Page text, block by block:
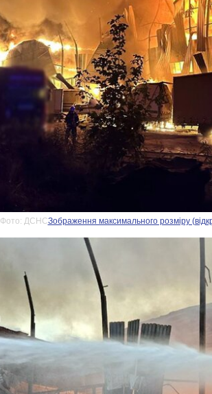
Фото: ДСНСЗображення максимального розміру